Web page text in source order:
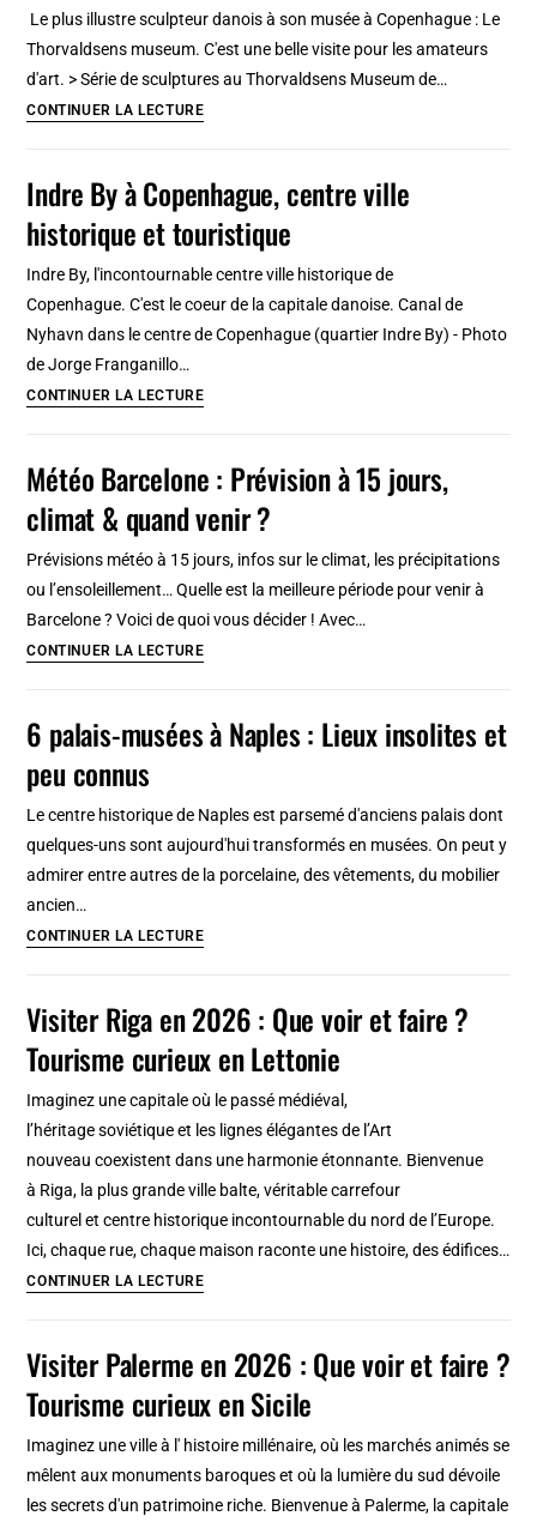
!
Le plus illustre sculpteur danois à son musée à Copenhague : Le
Thorvaldsens museum. C'est une belle visite pour les amateurs
d'art. > Série de sculptures au Thorvaldsens Museum de…
CONTINUER LA LECTUREMusée
Thorvaldsens
à
Copenhague
Indre By à Copenhague, centre ville
historique et touristique
Indre By, l'incontournable centre ville historique de
Copenhague. C'est le coeur de la capitale danoise. Canal de
Nyhavn dans le centre de Copenhague (quartier Indre By) - Photo
de Jorge Franganillo…
CONTINUER LA LECTUREIndre
Copenhague,
centre
historique
Météo Barcelone : Prévision à 15 jours,
climat & quand venir ?
Prévisions météo à 15 jours, infos sur le climat, les précipitations
ou l’ensoleillement… Quelle est la meilleure période pour venir à
Barcelone ? Voici de quoi vous décider ! Avec…
CONTINUER LA LECTUREMétéo
Prévision
jours,
venir
6 palais-musées à Naples : Lieux insolites et
peu connus
Le centre historique de Naples est parsemé d'anciens palais dont
quelques-uns sont aujourd'hui transformés en musées. On peut y
admirer entre autres de la porcelaine, des vêtements, du mobilier
ancien…
CONTINUER LA LECTURE6
à
Naples
Lieux
insolites
connus
Visiter Riga en 2026 : Que voir et faire ?
Tourisme curieux en Lettonie
Imaginez une capitale où le passé médiéval,
l’héritage soviétique et les lignes élégantes de l’Art
nouveau coexistent dans une harmonie étonnante. Bienvenue
à Riga, la plus grande ville balte, véritable carrefour
culturel et centre historique incontournable du nord de l’Europe.
Ici, chaque rue, chaque maison raconte une histoire, des édifices…
CONTINUER LA LECTUREVisiter
2026
:
Visiter Palerme en 2026 : Que voir et faire ?
Tourisme curieux en Sicile
Imaginez une ville à l' histoire millénaire, où les marchés animés se
mêlent aux monuments baroques et où la lumière du sud dévoile
les secrets d'un patrimoine riche. Bienvenue à Palerme, la capitale